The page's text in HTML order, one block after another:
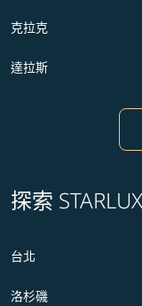
克拉克
達拉斯
探索
台北
洛杉磯